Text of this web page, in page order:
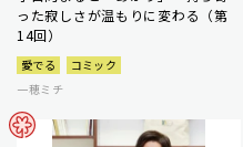
った寂しさが温もりに変わる（第
14回）
愛でる
コミック
一穂ミチ